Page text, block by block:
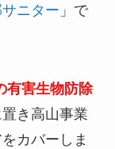
ニター 」で
有害生物防除
き高山事業
カバーしま